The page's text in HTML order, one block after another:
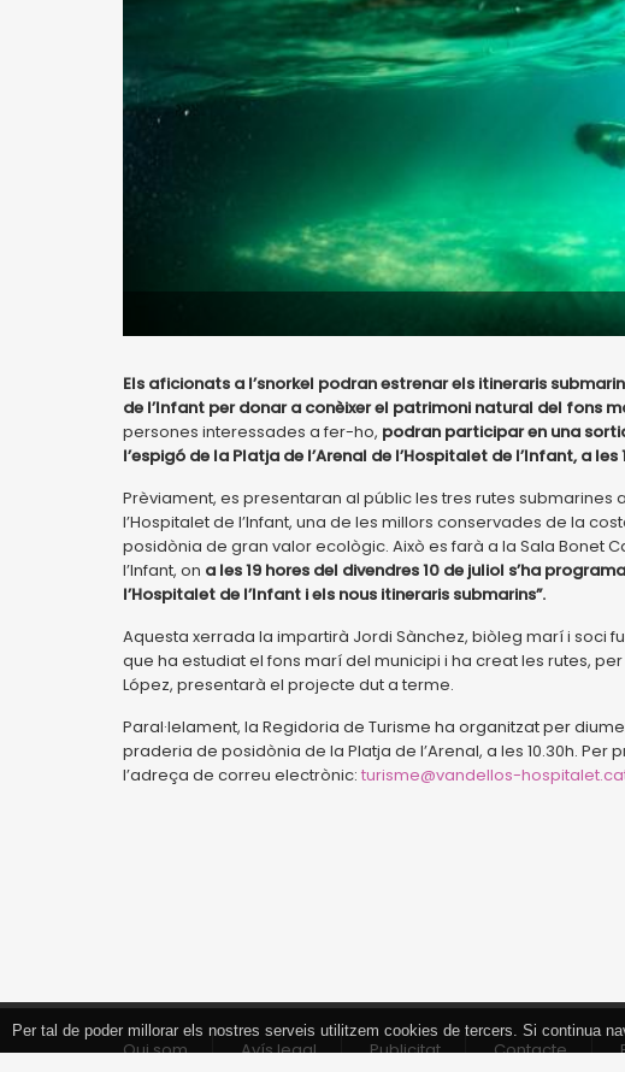
Els aficionats a l’snorkel podran estrenar els itineraris
de l’Infant per donar a conèixer el patrimoni natural del fons
persones interessades a fer-ho, podran participar en una
l’espigó de la Platja de l’Arenal de l’Hospitalet de l’Infant, a les
Prèviament, es presentaran al públic les tres rutes
l’Hospitalet de l’Infant, una de les millors conservades de la
posidònia de gran valor ecològic. Això es farà a la Sala Bonet
l’Infant, on a les 19 hores del divendres 10 de juliol s’ha
l’Hospitalet de l’Infant i els nous itineraris submarins”.
Aquesta xerrada la impartirà Jordi Sànchez, biòleg marí i soci
que ha estudiat el fons marí del municipi i ha creat les rutes,
López, presentarà el projecte dut a terme.
Paral·lelament, la Regidoria de Turisme ha organitzat per
praderia de posidònia de la Platja de l’Arenal, a les 10.30h.
l’adreça de correu electrònic: turisme@vandellos-
Qui som Avís legal Publicitat Contacte
Per tal de poder millorar els nostres serveis utilitzem cookies de tercers. Si continua
Tancar